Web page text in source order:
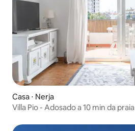
Casa ⋅ Nerja
Villa Pio - Adosado a 10 min da praia